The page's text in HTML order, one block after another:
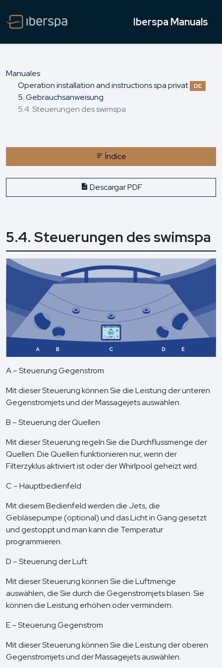
Iberspa Manuals
Manuales
Operation installation and instructions spa privat
DE
5. Gebrauchsanweisung
5.4. Steuerungen des swimspa
Índice
Descargar PDF
5.4. Steuerungen des swimspa
A – Steuerung Gegenstrom
Mit dieser Steuerung können Sie die Leistung der unteren
Gegenstromjets und der Massagejets auswählen.
B – Steuerung der Quellen
Mit dieser Steuerung regeln Sie die Durchflussmenge der
Quellen. Die Quellen funktionieren nur, wenn der
Filterzyklus aktiviert ist oder der Whirlpool geheizt wird.
C – Hauptbedienfeld
Mit diesem Bedienfeld werden die Jets, die
Gebläsepumpe (optional) und das Licht in Gang gesetzt
und gestoppt und man kann die Temperatur
programmieren.
D – Steuerung der Luft
Mit dieser Steuerung können Sie die Luftmenge
auswählen, die Sie durch die Gegenstromjets blasen. Sie
können die Leistung erhöhen oder vermindern.
E – Steuerung Gegenstrom
Mit dieser Steuerung können Sie die Leistung der oberen
Gegenstromjets und der Massagejets auswählen.